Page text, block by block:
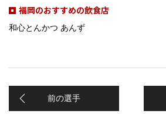
福岡のおすすめの飲食店
和心とんかつ あんず
前の選手